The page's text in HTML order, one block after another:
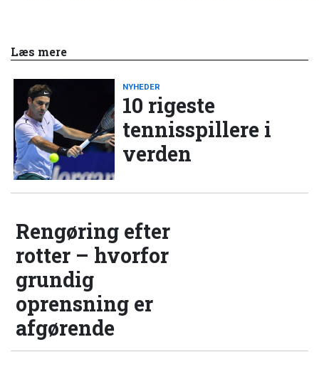
Læs mere
NYHEDER
10 rigeste
tennisspillere i
verden
Rengøring efter
rotter – hvorfor
grundig
oprensning er
afgørende